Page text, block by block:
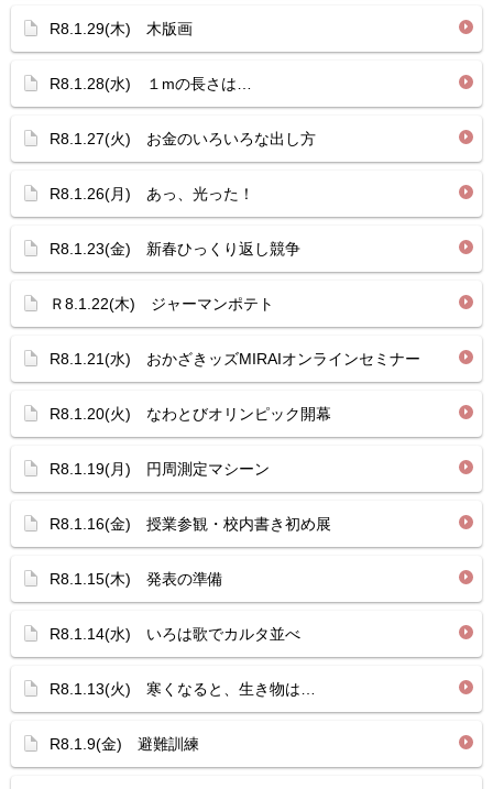
R8.1.29(木) 木版画
R8.1.28(水) １mの長さは…
R8.1.27(火) お金のいろいろな出し方
R8.1.26(月) あっ、光った！
R8.1.23(金) 新春ひっくり返し競争
Ｒ8.1.22(木) ジャーマンポテト
R8.1.21(水) おかざきッズMIRAIオンラインセミナー
R8.1.20(火) なわとびオリンピック開幕
R8.1.19(月) 円周測定マシーン
R8.1.16(金) 授業参観・校内書き初め展
R8.1.15(木) 発表の準備
R8.1.14(水) いろは歌でカルタ並べ
R8.1.13(火) 寒くなると、生き物は…
R8.1.9(金) 避難訓練